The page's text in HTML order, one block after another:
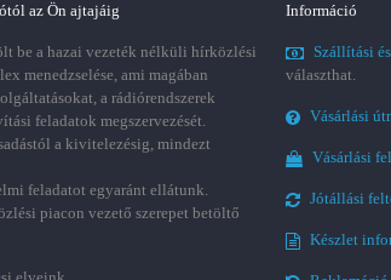
az Ön ajtajáig
be a hazai vezeték nélküli hírközlési
menedzselése, ami magában
a rádiórendszerek
feladatok megszervezését.
a kivitelezésig, mindezt
feladatot egyaránt ellátunk.
piacon vezető szerepet betöltő
Információ
Szállítási
választhat.
Vásárlási
Vásárlási
Jótállási
Készlet